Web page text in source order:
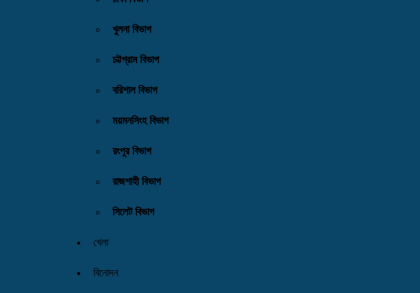
খুলনা বিভাগ
চট্টগ্রাম বিভাগ
বরিশাল বিভাগ
ময়মনসিংহ বিভাগ
রংপুর বিভাগ
রাজশাহী বিভাগ
সিলেট বিভাগ
খেলা
বিনোদন